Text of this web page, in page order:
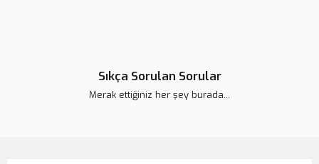
Sıkça Sorulan Sorular
Merak ettiğiniz her şey burada...